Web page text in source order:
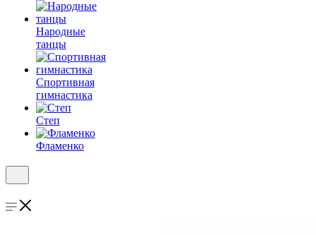
Народные
танцы
Спортивная
гимнастика
Степ
Фламенко